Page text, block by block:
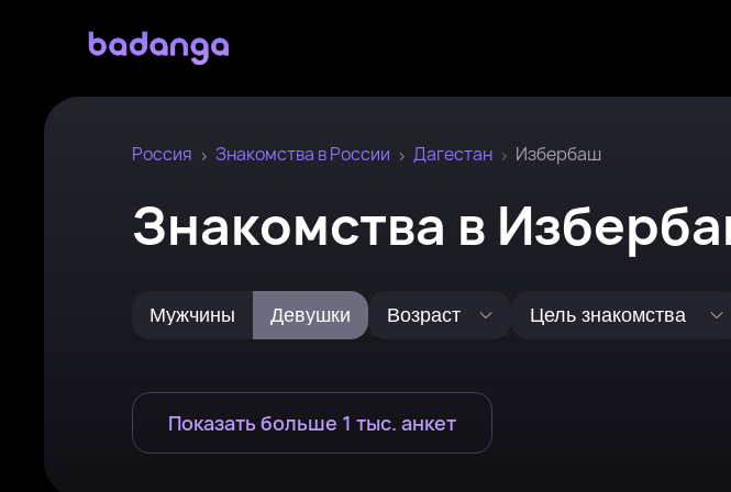
Россия Знакомства в России Дагестан Избербаш
Знакомства в
Мужчины Девушки Возраст Цель знакомства
Показать больше 1 тыс. анкет